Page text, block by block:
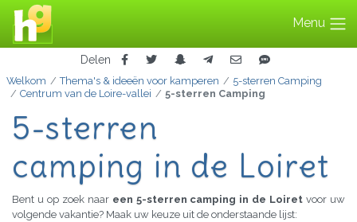
Menu
Delen
Welkom Thema's & ideeën voor kamperen
5-sterren Camping
Centrum van de Loire-vallei
5-sterren Camping
5-sterren
camping in de Loiret
Bent u op zoek naar een 5-sterren camping in de Loiretvoor uw
volgende vakantie? Maak uw keuze uit de onderstaande lijst: